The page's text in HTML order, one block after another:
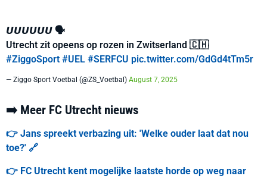
𝙐𝙐𝙐𝙐𝙐𝙐 🗣️
Utrecht zit opeens op rozen in Zwitserland 🇨🇭
#ZiggoSport #UEL #SERFCU pic.twitter.com/GdGd4tTm5r
— Ziggo Sport Voetbal (@ZS_Voetbal) August 7, 2025
➡️ Meer FC Utrecht nieuws
👉 Jans spreekt verbazing uit: 'Welke ouder laat dat nou
toe?' 🔗
👉 FC Utrecht kent mogelijke laatste horde op weg naar